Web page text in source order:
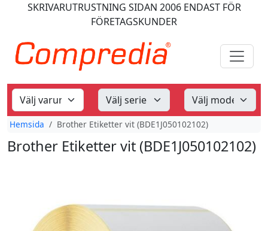
SKRIVARUTRUSTNING SIDAN 2006ENDAST FÖR
FÖRETAGSKUNDER
Hemsida Brother Etiketter vit (BDE1J050102102)
Brother Etiketter vit (BDE1J050102102)